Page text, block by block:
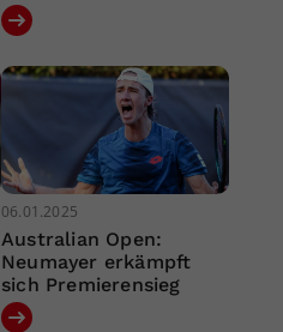
06.01.2025
Australian Open:
Neumayer erkämpft
sich Premierensieg